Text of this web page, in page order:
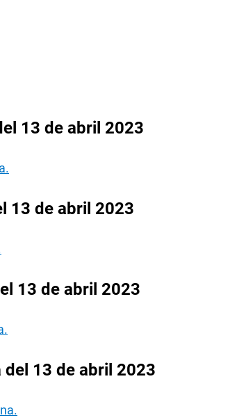
13 de abril 2023
13 de abril 2023
13 de abril 2023
del 13 de abril 2023